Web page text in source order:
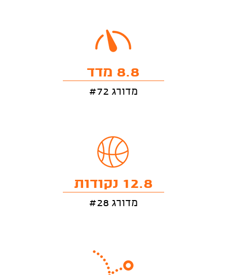
8.8 מדד
מדורג #72
12.8 נקודות
מדורג #28